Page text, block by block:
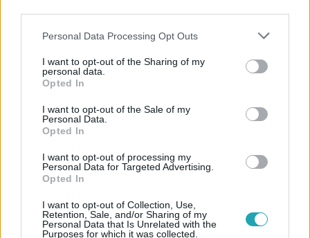
Please note that this website/app uses one or more Google
not limited to your visit or usage behaviour. You may click to
grant or deny consent to Google and its third-party tags to
use your data for below specified purposes in below Google
consent section.
Personal Data Processing Opt Outs
I want to opt-out of the Sharing of my
personal data.
Opted In
I want to opt-out of the Sale of my
Personal Data.
Opted In
I want to opt-out of processing my
Personal Data for Targeted Advertising.
Opted In
I want to opt-out of Collection, Use,
Retention, Sale, and/or Sharing of my
Personal Data that Is Unrelated with the
Purposes for which it was collected.
5:42
2022. május 26. 19:07
egy tengerparti esküvője is lesz Horváth
Cincóéknak